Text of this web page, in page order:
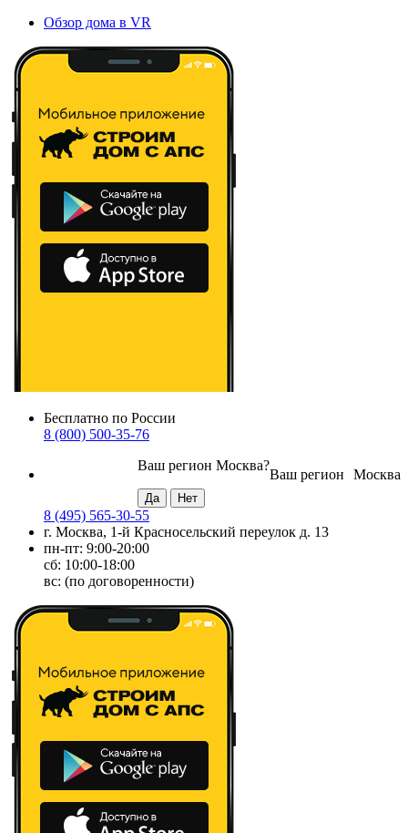
Обзор дома в VR
Бесплатно по России
8 (800) 500-35-76
Москва
Ваш регион
Ваш регион Москва?
8 (495) 565-30-55
г. Москва, 1-й Красносельский переулок д. 13
пн-пт: 9:00-20:00
сб: 10:00-18:00
вс: (по договоренности)